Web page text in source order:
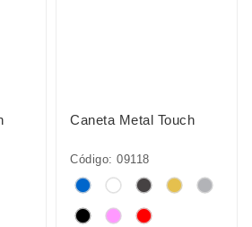
Caneta Metal Touch
Código: 09118